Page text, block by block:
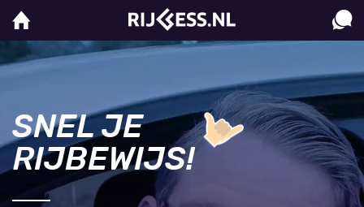
SNEL JE
RIJBEWIJS!